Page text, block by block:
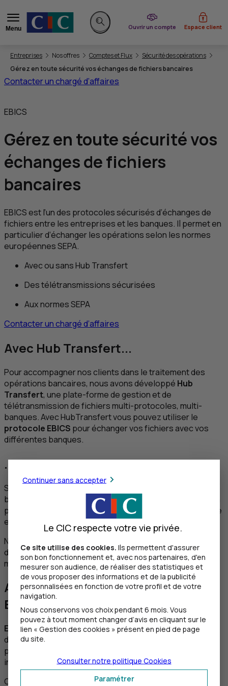
Menu
Rechercher sur le site
Ouvrir un compte
du CIC Espace client
Vous êtes ici:
Entreprises Nos offres Comptes et Flux
Sécurité des opérations
Gérez en toute sécurité vos échanges de fichiers bancaires
Contacter un chargé d’affaires
EBICS
Gérezen toute sécuritévos
échanges de fichiers
bancaires
EBICS est l’un des protocoles sécurisés d’échanges de
fichiers entre les entreprises et les banques. Il permet en
particulier d’échanger les opérations selon les normes
européennes SEPA.
Avec ou sansHub Transfert
Des télétransmissions sécurisées
Aux normes SEPA
Contacter un chargé d’affaires
Avec Hub Transfert...
Pour accompagner nos clients dans le traitement des
opérations bancaires, nous avons développé Hub
Transfert, une plate-forme de gestion et de
télétransmission de fichiers multi-protocoles, multi-
banques. AvecHubTransfert vous pouvez utiliser le
protocole EBICS pour échanger vos fichiers avec vos
différentes banques.
...ou sansHubTransfert
Si vous êtes déjà équipé d’un outil de communication
bancaire compatible EBICS, nous mettons simplement en
place
un contrat de télétransmission EBICS
entre votre
entreprise et la banque.
N’hésitez pas à en parler à nos spécialistes en gestion
des flux d’entreprise pour étudier avec vous les
meilleures solutions.
Accroître la sécurisation avec
EBICSTS
EBICSTS, permet désormais d’accroître la sécurisation
des échanges grâce à la signature électronique
personnelle basée sur des certificats numériques
interopérables et multi-usages.
Cette signature électronique sera progressivement
Continuer sans accepter
Le CIC respecte votre vie privée.
Ce site utilise des cookies. Ils permettent d'assurer
son bon fonctionnement et, avec nos partenaires, d'en
mesurer son audience, de réaliser des statistiques et
de vous proposer des informations et de la publicité
personnalisées en fonction de votre profil et de votre
navigation.
Nous conservons vos choix pendant 6 mois. Vous
pouvez à tout moment changer d’avis en cliquant sur le
lien « Gestion des cookies » présent en pied de page
du site.
Paramétrer
Consulter notre politique Cookies